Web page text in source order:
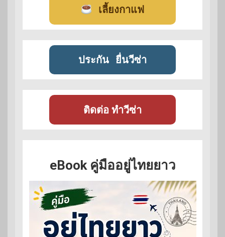
เลี้ยงกาแฟ
ประกัน ยื่นวีซ่า
ติดต่อ ทำวีซ่า
eBook คู่มืออยู่ไทยยาว